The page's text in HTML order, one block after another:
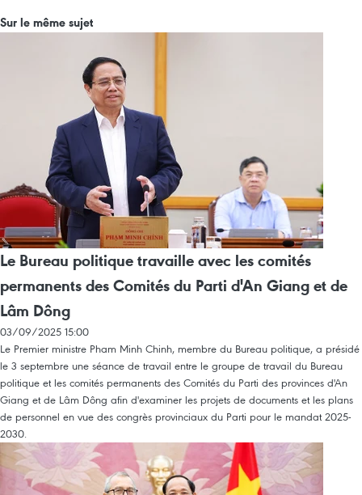
Sur le même sujet
Le Bureau politique travaille avec les comités
permanents des Comités du Parti d'An Giang et de
Lâm Dông
03/09/2025 15:00
Le Premier ministre Pham Minh Chinh, membre du Bureau politique, a présidé
le 3 septembre une séance de travail entre le groupe de travail du Bureau
politique et les comités permanents des Comités du Parti des provinces d'An
Giang et de Lâm Dông afin d'examiner les projets de documents et les plans
de personnel en vue des congrès provinciaux du Parti pour le mandat 2025-
2030.